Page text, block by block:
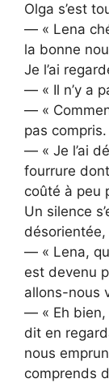
Olga s’est
— « Lena
la bonne
Je l’ai
— « Il n’y a
— «
pas compris.
— « Je l’ai
fourrure
coûté à peu
Un silence
— « Lena,
est devenu
allons-nous
— « Eh bien,
dit en
nous
comprends